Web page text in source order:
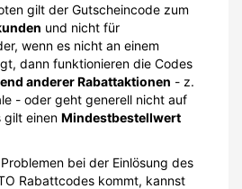
gilt der Gutscheincode zum
und nicht für
wenn es nicht an einem
dann funktionieren die Codes
anderer Rabattaktionen - z.
- oder geht generell nicht auf
gilt einen Mindestbestellwert
bei der Einlösung des
Rabattcodes kommt, kannst